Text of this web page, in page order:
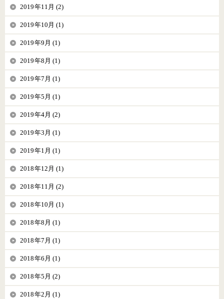
2019年11月 (2)
2019年10月 (1)
2019年9月 (1)
2019年8月 (1)
2019年7月 (1)
2019年5月 (1)
2019年4月 (2)
2019年3月 (1)
2019年1月 (1)
2018年12月 (1)
2018年11月 (2)
2018年10月 (1)
2018年8月 (1)
2018年7月 (1)
2018年6月 (1)
2018年5月 (2)
2018年2月 (1)